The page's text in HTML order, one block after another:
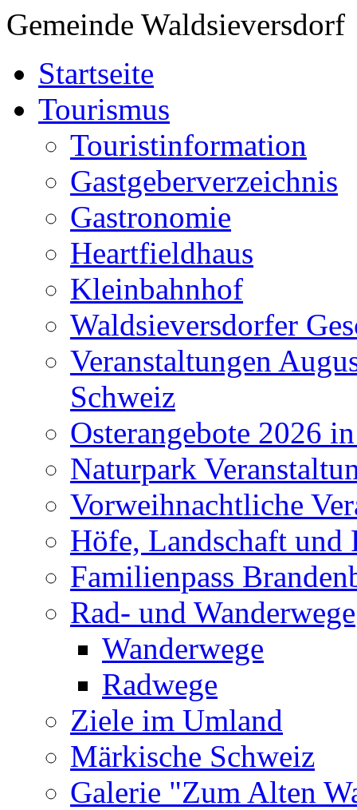
Gemeinde Waldsieversdorf
Startseite
Tourismus
Touristinformation
Gastgeberverzeichnis
Gastronomie
Heartfieldhaus
Kleinbahnhof
Waldsieversdorfer
Veranstaltungen
Schweiz
Osterangebote 2026
Naturpark
Vorweihnachtliche
Höfe, Landschaft und
Familienpass
Rad- und Wanderwege
Wanderwege
Radwege
Ziele im Umland
Märkische Schweiz
Galerie "Zum Alten